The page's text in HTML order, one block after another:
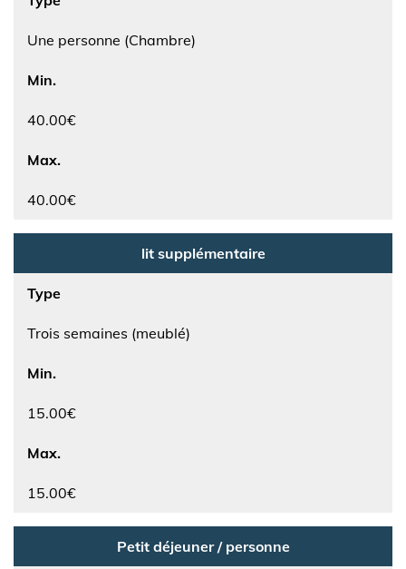
Une personne (Chambre)
Min.
40.00€
Max.
40.00€
lit supplémentaire
Type
Trois semaines (meublé)
Min.
15.00€
Max.
15.00€
Petit déjeuner / personne